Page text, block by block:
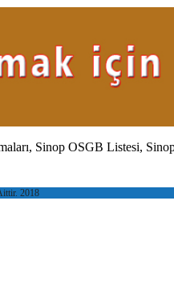
Sinop OSGB Listesi,
2018